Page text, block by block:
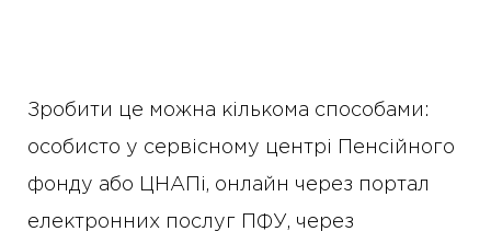
Зробити це можна кількома способами:
особисто у сервісному центрі Пенсійного
фонду або ЦНАПі, онлайн через портал
електронних послуг ПФУ, через